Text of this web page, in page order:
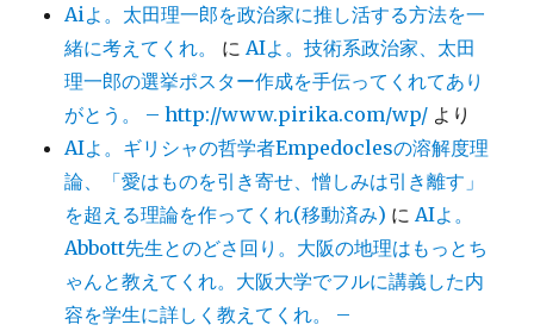
Aiよ。太田理一郎を政治家に推し活する方法を一
緒に考えてくれ。
に AIよ。技術系政治家、太田
理一郎の選挙ポスター作成を手伝ってくれてあり
がとう。 – http://www.pirika.com/wp/ より
AIよ。ギリシャの哲学者Empedoclesの溶解度理
論、「愛はものを引き寄せ、憎しみは引き離す」
を超える理論を作ってくれ(移動済み) に AIよ。
Abbott先生とのどさ回り。大阪の地理はもっとち
ゃんと教えてくれ。大阪大学でフルに講義した内
容を学生に詳しく教えてくれ。 –